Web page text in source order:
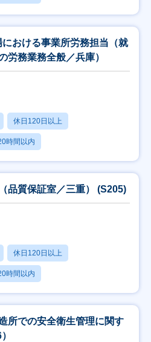
における事業所労務担当（就
労務業務全般／兵庫）
休日120日以上
時間以内
品質保証室／三重） (S205)
休日120日以上
時間以内
所での安全衛生管理に関す